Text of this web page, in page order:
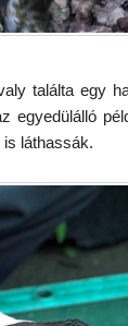
találta egy
egyedülálló
láthassák.